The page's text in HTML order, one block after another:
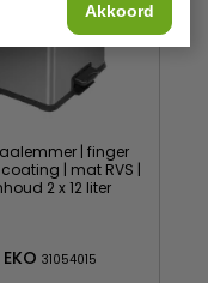
Akkoord
| finger
| mat RVS |
2 x 12 liter
EKO 31054015